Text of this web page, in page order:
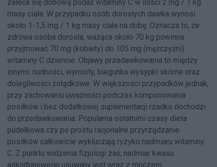
zaleca się dobową podaż witaminy C w ilości 2 mg / 1 kg
masy ciała. W przypadku osób dorosłych dawka wynosi
około 1-1,5 mg / 1 kg masy ciała na dobę. Oznacza to, że
zdrowa osoba dorosła, ważąca około 70 kg powinna
przyjmować 70 mg (kobiety) do 105 mg (mężczyźni)
witaminy C dziennie. Objawy przedawkowania to między
innymi: nudności, wymioty, biegunka wysypki skórne oraz
dolegliwości żołądkowe. W większości przypadków jednak,
przy zachowaniu uważności podczas komponowania
posiłków i bez dodatkowej suplementacji rzadko dochodzi
do przedawkowania. Popularna ostatnimi czasy dieta
pudełkowa czy po prostu racjonalne przyrządzanie
posiłków całkowicie wykluczają ryzyko nadmiaru witaminy
C. Z punktu widzenia fizjologi zaś, nadmiar kwasu
askorbinowego usuwany jest wraz z moczem.